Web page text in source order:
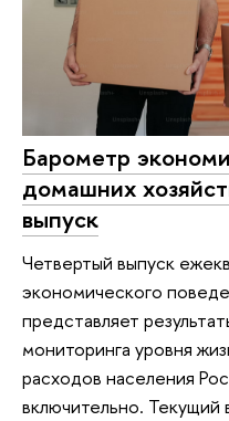
Барометр
домашних
выпуск
Четвертый выпуск
экономического
представляет
мониторинга уровня
расходов населения
включительно.